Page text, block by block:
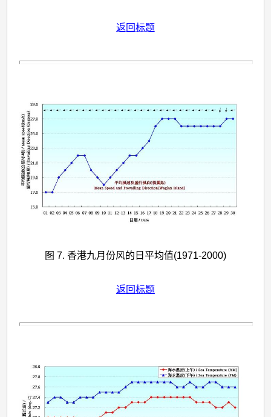
返回标题
图 7. 香港九月份风的日平均值(1971-2000)
返回标题